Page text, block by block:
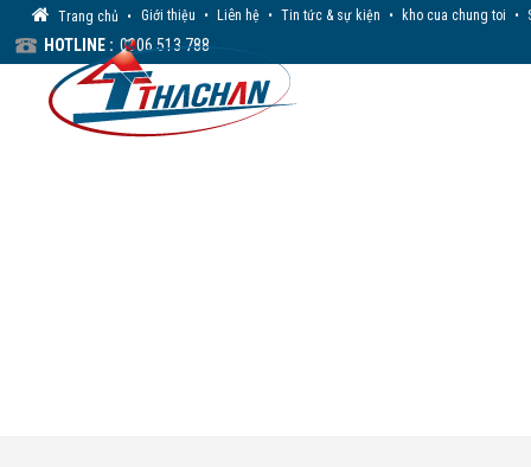
Trang chủ • Giới thiệu • Liên hệ • Tin tức & sự kiện • kho cua chung toi •
HOTLINE : 0906 513 788